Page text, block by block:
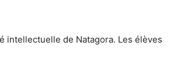
intellectuelle de Natagora. Les élèves